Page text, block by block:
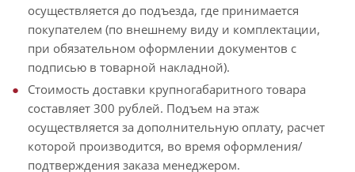
осуществляется до подъезда, где принимается
покупателем (по внешнему виду и комплектации,
при обязательном оформлении документов с
подписью в товарной накладной).
Стоимость доставки крупногабаритного товара
составляет 300 рублей. Подъем на этаж
осуществляется за дополнительную оплату, расчет
которой производится, во время оформления/
подтверждения заказа менеджером.